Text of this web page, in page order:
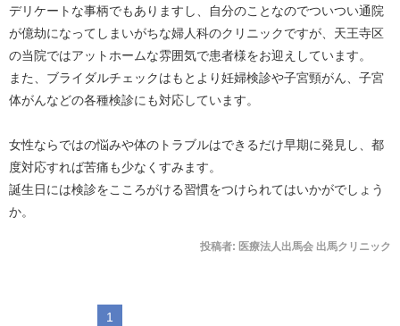
デリケートな事柄でもありますし、自分のことなのでついつい通院
が億劫になってしまいがちな婦人科のクリニックですが、天王寺区
の当院ではアットホームな雰囲気で患者様をお迎えしています。
また、ブライダルチェックはもとより妊婦検診や子宮頸がん、子宮
体がんなどの各種検診にも対応しています。
女性ならではの悩みや体のトラブルはできるだけ早期に発見し、都
度対応すれば苦痛も少なくすみます。
誕生日には検診をこころがける習慣をつけられてはいかがでしょう
か。
投稿者: 医療法人出馬会 出馬クリニック
1